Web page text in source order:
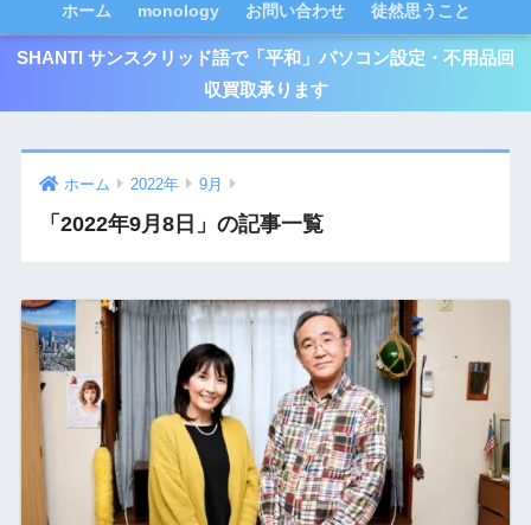
ホーム monology お問い合わせ 徒然思うこと
SHANTI サンスクリッド語で「平和」パソコン設定・不用品回
収買取承ります
ホーム 2022年 9月
「2022年9月8日」の記事一覧